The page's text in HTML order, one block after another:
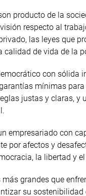
producto de la
respecto al
las leyes que
calidad de vida de la
con
mínimas
justas y claras,
empresariado con
por afectos y
la libertad y
grandes que
su